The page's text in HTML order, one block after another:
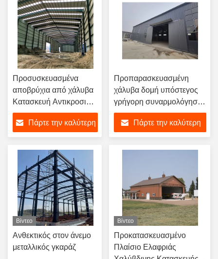
Προσυσκευασμένα
αποβρύχια από χάλυβα
Κατασκευή Αντικροσιόν
Αποβρύχια από ελαφρύ
χάλυβαΠάρτε την καλύτερη
Προπαρασκευασμένη
χάλυβα δομή υπόστεγος
γρήγορη συναρμολόγηση
βιομηχανική χάλυβα
αποθήκη υπόστεγος
Πάρτε την καλύτερη
Βίντεο
Ανθεκτικός στον άνεμο
μεταλλικός γκαράζ
Βίντεο
Προκατασκευασμένο
Πλαίσιο Ελαφριάς